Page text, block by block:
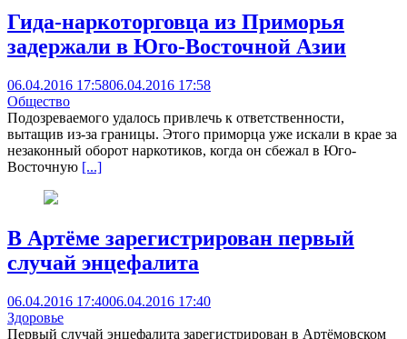
Гида-наркоторговца из Приморья
задержали в Юго-Восточной Азии
06.04.2016 17:5806.04.2016 17:58
Общество
Подозреваемого удалось привлечь к ответственности,
вытащив из-за границы. Этого приморца уже искали в крае за
незаконный оборот наркотиков, когда он сбежал в Юго-
Восточную [...]
В Артёме зарегистрирован первый
случай энцефалита
06.04.2016 17:4006.04.2016 17:40
Здоровье
Первый случай энцефалита зарегистрирован в Артёмовском